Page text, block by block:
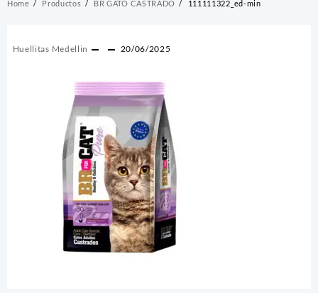
Home Productos BR GATO CASTRADO 111111322_ed-min
Huellitas Medellin 20/06/2025